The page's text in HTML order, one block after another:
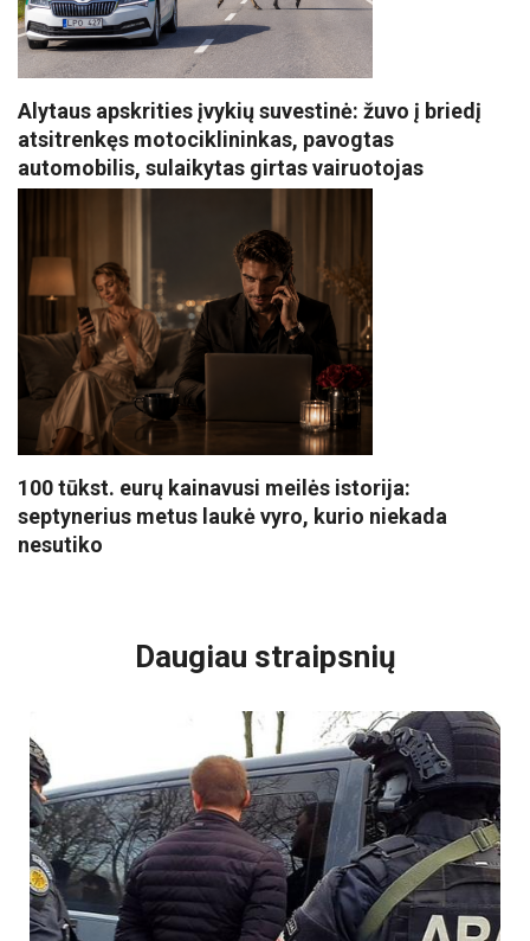
Alytaus apskrities įvykių suvestinė: žuvo į briedį
atsitrenkęs motociklininkas, pavogtas
automobilis, sulaikytas girtas vairuotojas
100 tūkst. eurų kainavusi meilės istorija:
septynerius metus laukė vyro, kurio niekada
nesutiko
Daugiau straipsnių